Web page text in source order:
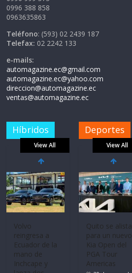
0996 388 858
0963635863
Teléfono: (593) 02 2439 187
Telefax: 02 2242 133
e-mails:
automagazine.ec@gmail.com
automagazine.ec@yahoo.com
direccion@automagazine.ec
ventas@automagazine.ec
Híbridos
View All
Volvo
reingresa a
Ecuador de la
mano de
Inchcape y
Deportes
View All
Quito se alista
para un nuevo
Kia Open del
PGA Tour
Americas